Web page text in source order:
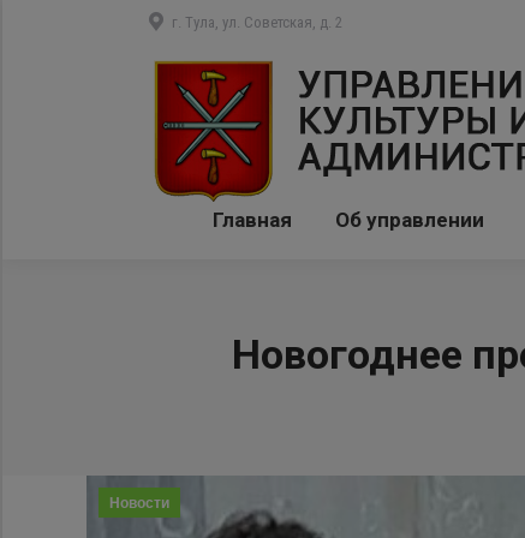
г. Тула, ул. Советская, д. 2
Главная Об управлении
Новогоднее
Новости